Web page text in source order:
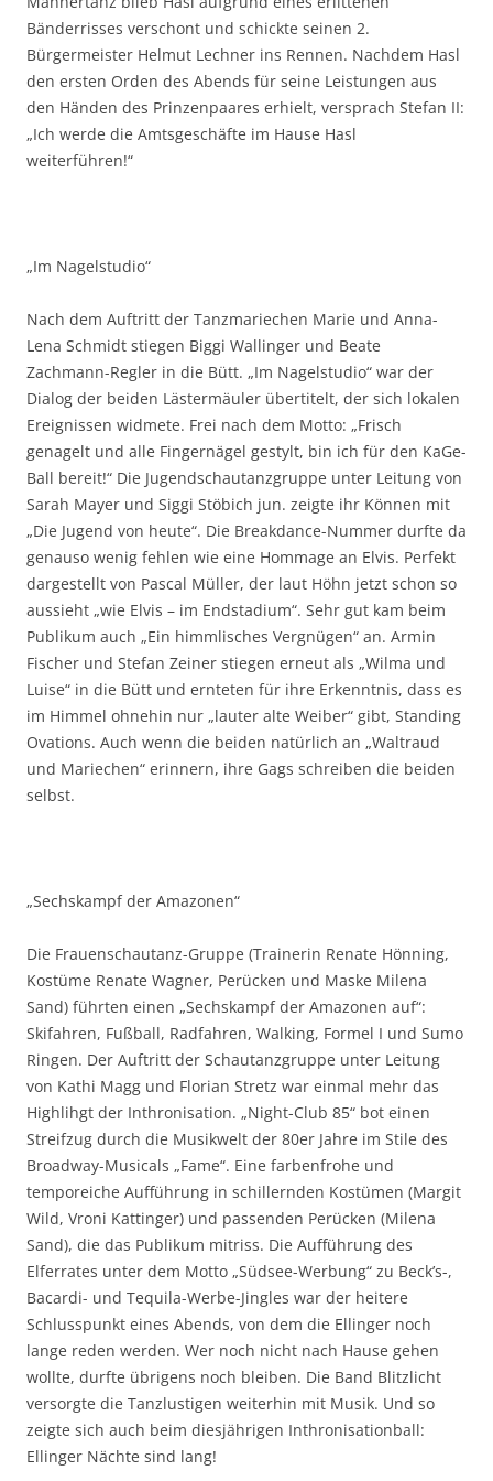
Bänderrisses verschont und schickte seinen 2.
Bürgermeister Helmut Lechner ins Rennen. Nachdem Hasl
den ersten Orden des Abends für seine Leistungen aus
den Händen des Prinzenpaares erhielt, versprach Stefan II:
„Ich werde die Amtsgeschäfte im Hause Hasl
weiterführen!“
„Im Nagelstudio“
Nach dem Auftritt der Tanzmariechen Marie und Anna-
Lena Schmidt stiegen Biggi Wallinger und Beate
Zachmann-Regler in die Bütt. „Im Nagelstudio“ war der
Dialog der beiden Lästermäuler übertitelt, der sich lokalen
Ereignissen widmete. Frei nach dem Motto: „Frisch
genagelt und alle Fingernägel gestylt, bin ich für den KaGe-
Ball bereit!“ Die Jugendschautanzgruppe unter Leitung von
Sarah Mayer und Siggi Stöbich jun. zeigte ihr Können mit
„Die Jugend von heute“. Die Breakdance-Nummer durfte da
genauso wenig fehlen wie eine Hommage an Elvis. Perfekt
dargestellt von Pascal Müller, der laut Höhn jetzt schon so
aussieht „wie Elvis – im Endstadium“. Sehr gut kam beim
Publikum auch „Ein himmlisches Vergnügen“ an. Armin
Fischer und Stefan Zeiner stiegen erneut als „Wilma und
Luise“ in die Bütt und ernteten für ihre Erkenntnis, dass es
im Himmel ohnehin nur „lauter alte Weiber“ gibt, Standing
Ovations. Auch wenn die beiden natürlich an „Waltraud
und Mariechen“ erinnern, ihre Gags schreiben die beiden
selbst.
„Sechskampf der Amazonen“
Die Frauenschautanz-Gruppe (Trainerin Renate Hönning,
Kostüme Renate Wagner, Perücken und Maske Milena
Sand) führten einen „Sechskampf der Amazonen auf“:
Skifahren, Fußball, Radfahren, Walking, Formel I und Sumo
Ringen. Der Auftritt der Schautanzgruppe unter Leitung
von Kathi Magg und Florian Stretz war einmal mehr das
Highlihgt der Inthronisation. „Night-Club 85“ bot einen
Streifzug durch die Musikwelt der 80er Jahre im Stile des
Broadway-Musicals „Fame“. Eine farbenfrohe und
temporeiche Aufführung in schillernden Kostümen (Margit
Wild, Vroni Kattinger) und passenden Perücken (Milena
Sand), die das Publikum mitriss. Die Aufführung des
Elferrates unter dem Motto „Südsee-Werbung“ zu Beck’s-,
Bacardi- und Tequila-Werbe-Jingles war der heitere
Schlusspunkt eines Abends, von dem die Ellinger noch
lange reden werden. Wer noch nicht nach Hause gehen
wollte, durfte übrigens noch bleiben. Die Band Blitzlicht
versorgte die Tanzlustigen weiterhin mit Musik. Und so
zeigte sich auch beim diesjährigen Inthronisationball:
Ellinger Nächte sind lang!